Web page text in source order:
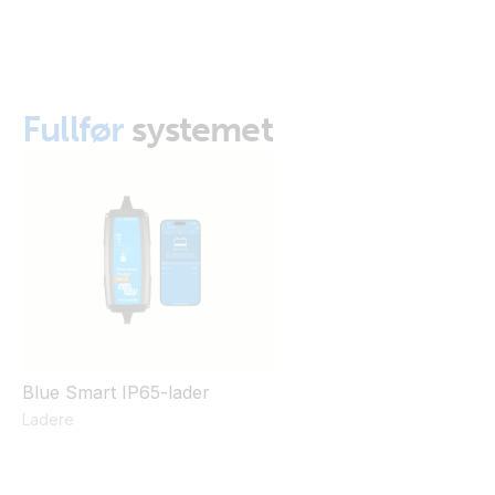
Fullfør systemet
Blue Smart IP65-lader
Ladere